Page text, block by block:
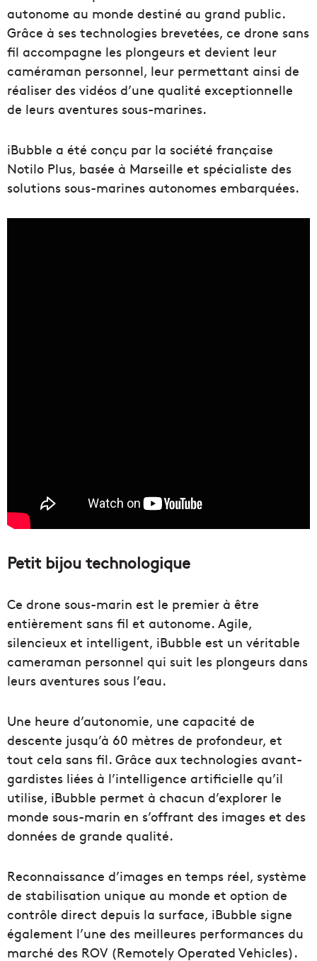
autonome au monde destiné au grand public.
Grâce à ses technologies brevetées, ce drone sans
fil accompagne les plongeurs et devient leur
caméraman personnel, leur permettant ainsi de
réaliser des vidéos d’une qualité exceptionnelle
de leurs aventures sous-marines.
iBubble a été conçu par la société française
Notilo Plus, basée à Marseille et spécialiste des
solutions sous-marines autonomes embarquées.
Petit bijou technologique
Ce drone sous-marin est le premier à être
entièrement sans fil et autonome. Agile,
silencieux et intelligent, iBubble est un véritable
cameraman personnel qui suit les plongeurs dans
leurs aventures sous l’eau.
Une heure d’autonomie, une capacité de
descente jusqu’à 60 mètres de profondeur, et
tout cela sans fil. Grâce aux technologies avant-
gardistes liées à l’intelligence artificielle qu’il
utilise, iBubble permet à chacun d’explorer le
monde sous-marin en s’offrant des images et des
données de grande qualité.
Reconnaissance d’images en temps réel, système
de stabilisation unique au monde et option de
contrôle direct depuis la surface, iBubble signe
également l’une des meilleures performances du
marché des ROV (Remotely Operated Vehicles).